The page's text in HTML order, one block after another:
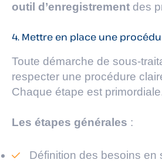
outil d’enregistrement des
4. Mettre en place une
Toute démarche de sous-
respecter une procédure
Chaque étape est
Les étapes générales :
Définition des besoins en